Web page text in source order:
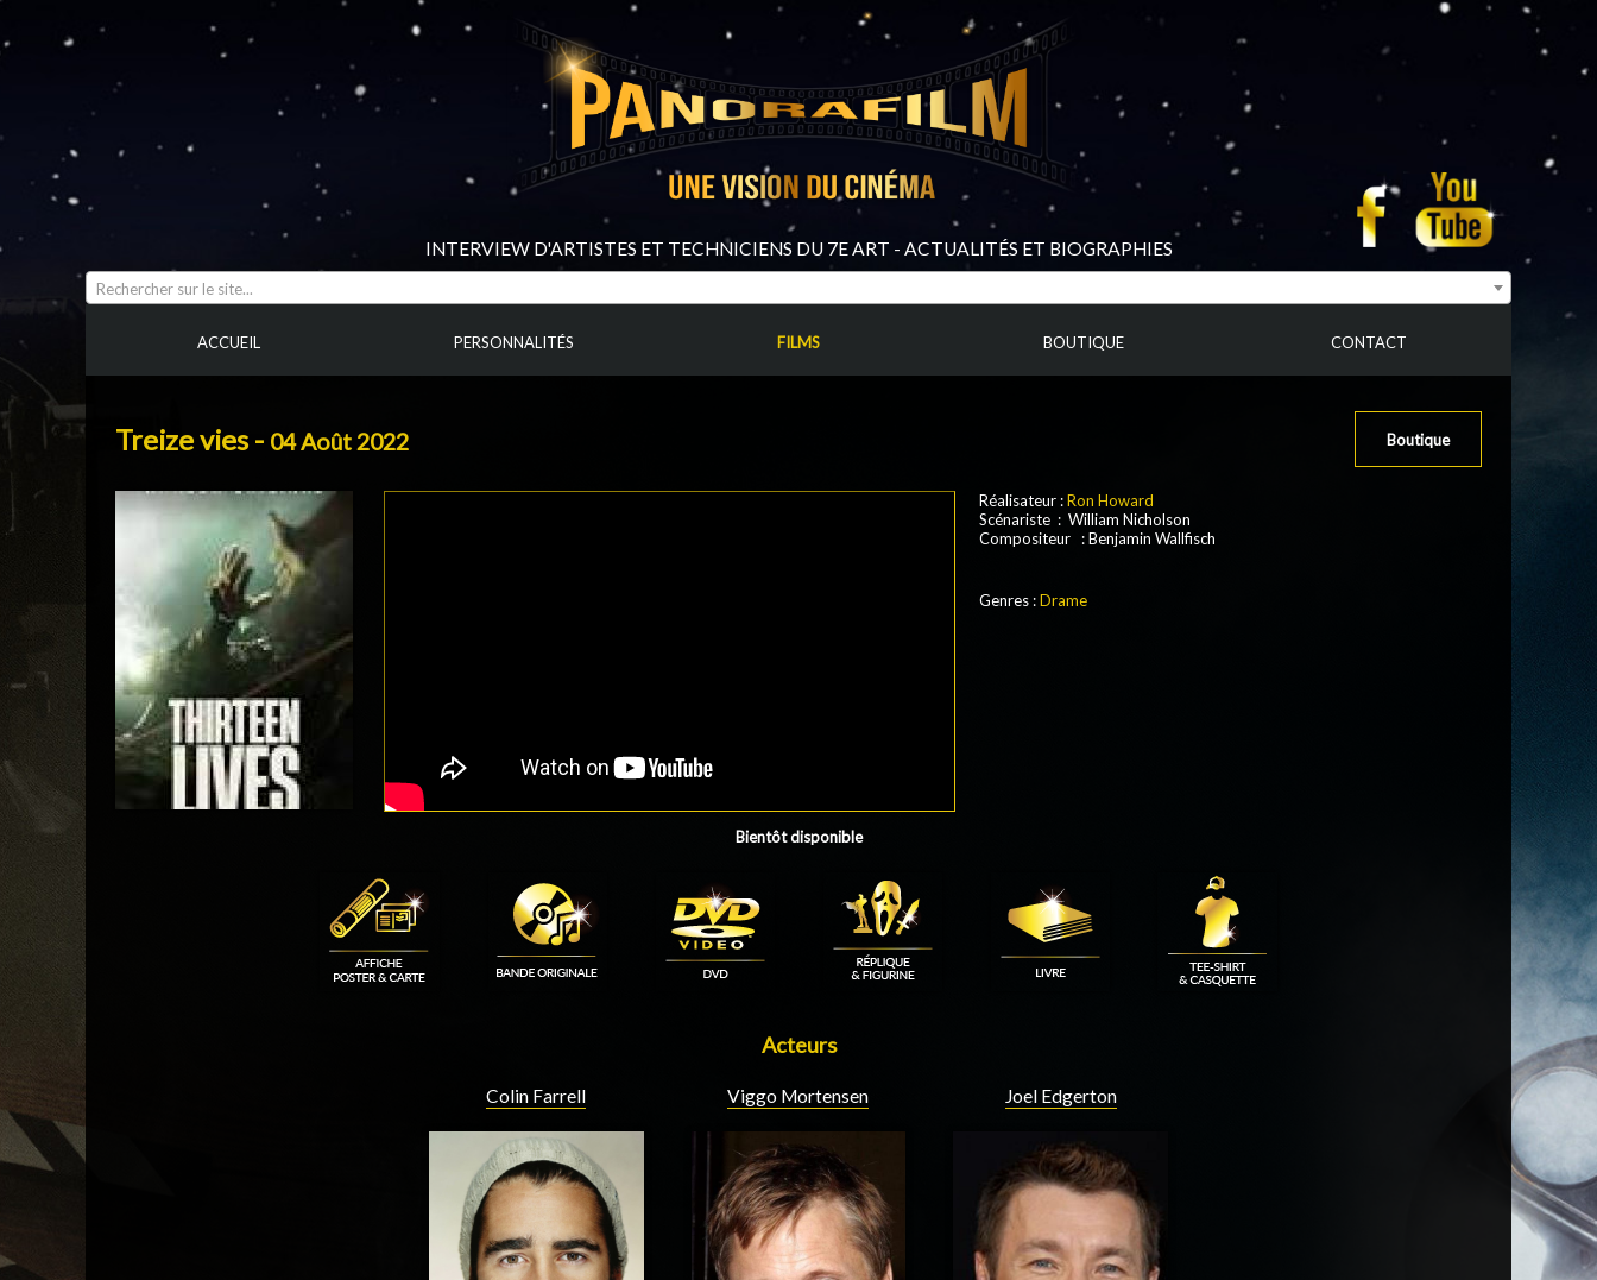
INTERVIEW D'ARTISTES ET TECHNICIENS DU 7E ART - ACTUALITÉS ET BIOGRAPHIES
Rechercher sur le site...
ACCUEIL PERSONNALITÉS FILMS BOUTIQUE CONTACT
Treize vies - 04 Août 2022 Boutique
Réalisateur :Ron Howard
Scénariste : William Nicholson
Compositeur : Benjamin Wallfisch
Genres :Drame
Bientôt disponible
Acteurs
Colin Farrell Viggo Mortensen Joel Edgerton